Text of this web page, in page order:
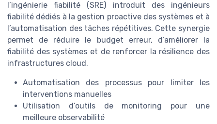
l’ingénierie fiabilité (SRE) introduit des ingénieurs
fiabilité dédiés à la gestion proactive des systèmes et à
l’automatisation des tâches répétitives. Cette synergie
permet de réduire le budget erreur, d’améliorer la
fiabilité des systèmes et de renforcer la résilience des
infrastructures cloud.
Automatisation des processus pour limiter les
interventions manuelles
Utilisation d’outils de monitoring pour une
meilleure observabilité